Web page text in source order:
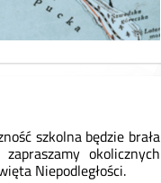
szkolna będzie brała
okolicznych
Niepodległości.